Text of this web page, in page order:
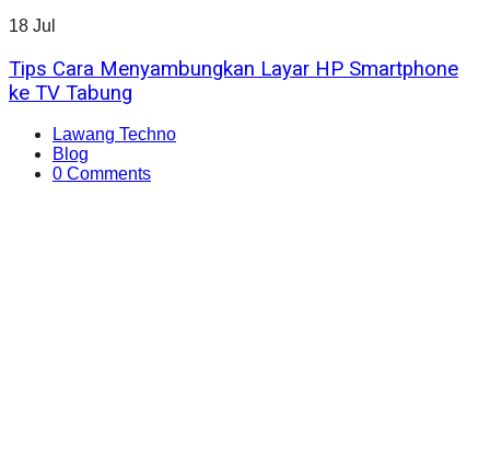
18 Jul
Tips Cara Menyambungkan Layar HP Smartphone
ke TV Tabung
Lawang Techno
Blog
0 Comments